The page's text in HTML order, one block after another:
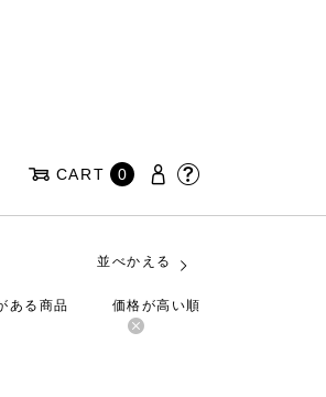
CART 0
並べかえる
ある商品 価格が高い順